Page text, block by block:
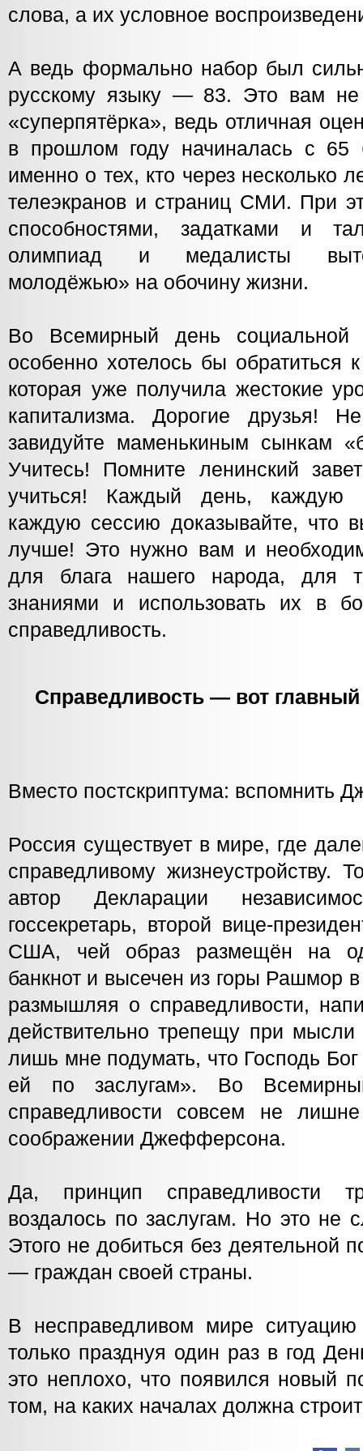
слова, а их условное
А ведь формально набор был
русскому языку — 83. Это вам не
«суперпятёрка», ведь отличная
в прошлом году начиналась с 65
именно о тех, кто через несколько
телеэкранов и страниц СМИ. При
способностями, задатками и
олимпиад и медалисты
молодёжью» на обочину жизни.
Во Всемирный день социальной
особенно хотелось бы обратиться
которая уже получила жестокие
капитализма. Дорогие друзья!
завидуйте маменькиным сынкам
Учитесь! Помните ленинский
учиться! Каждый день, каждую
каждую сессию доказывайте, что
лучше! Это нужно вам и
для блага нашего народа, для
знаниями и использовать их в
справедливость.
Справедливость — вот
Вместо постскриптума: вспомнить
Россия существует в мире, где
справедливому
автор Декларации
госсекретарь, второй вице-
США, чей образ размещён на
банкнот и высечен из горы Рашмор
размышляя о справедливости,
действительно трепещу при
лишь мне подумать, что Господь
ей по заслугам». Во
справедливости совсем не
соображении Джефферсона.
Да, принцип справедливости
воздалось по заслугам. Но это не
Этого не добиться без деятельной
— граждан своей страны.
В несправедливом мире
только празднуя один раз в год
это неплохо, что появился новый
том, на каких началах должна